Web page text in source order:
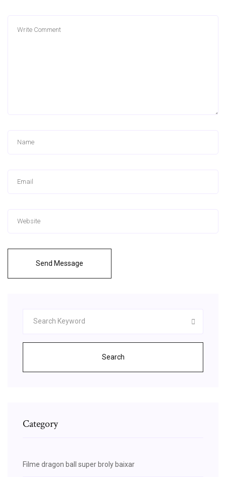
Send Message
Search
Category
Filme dragon ball super broly baixar